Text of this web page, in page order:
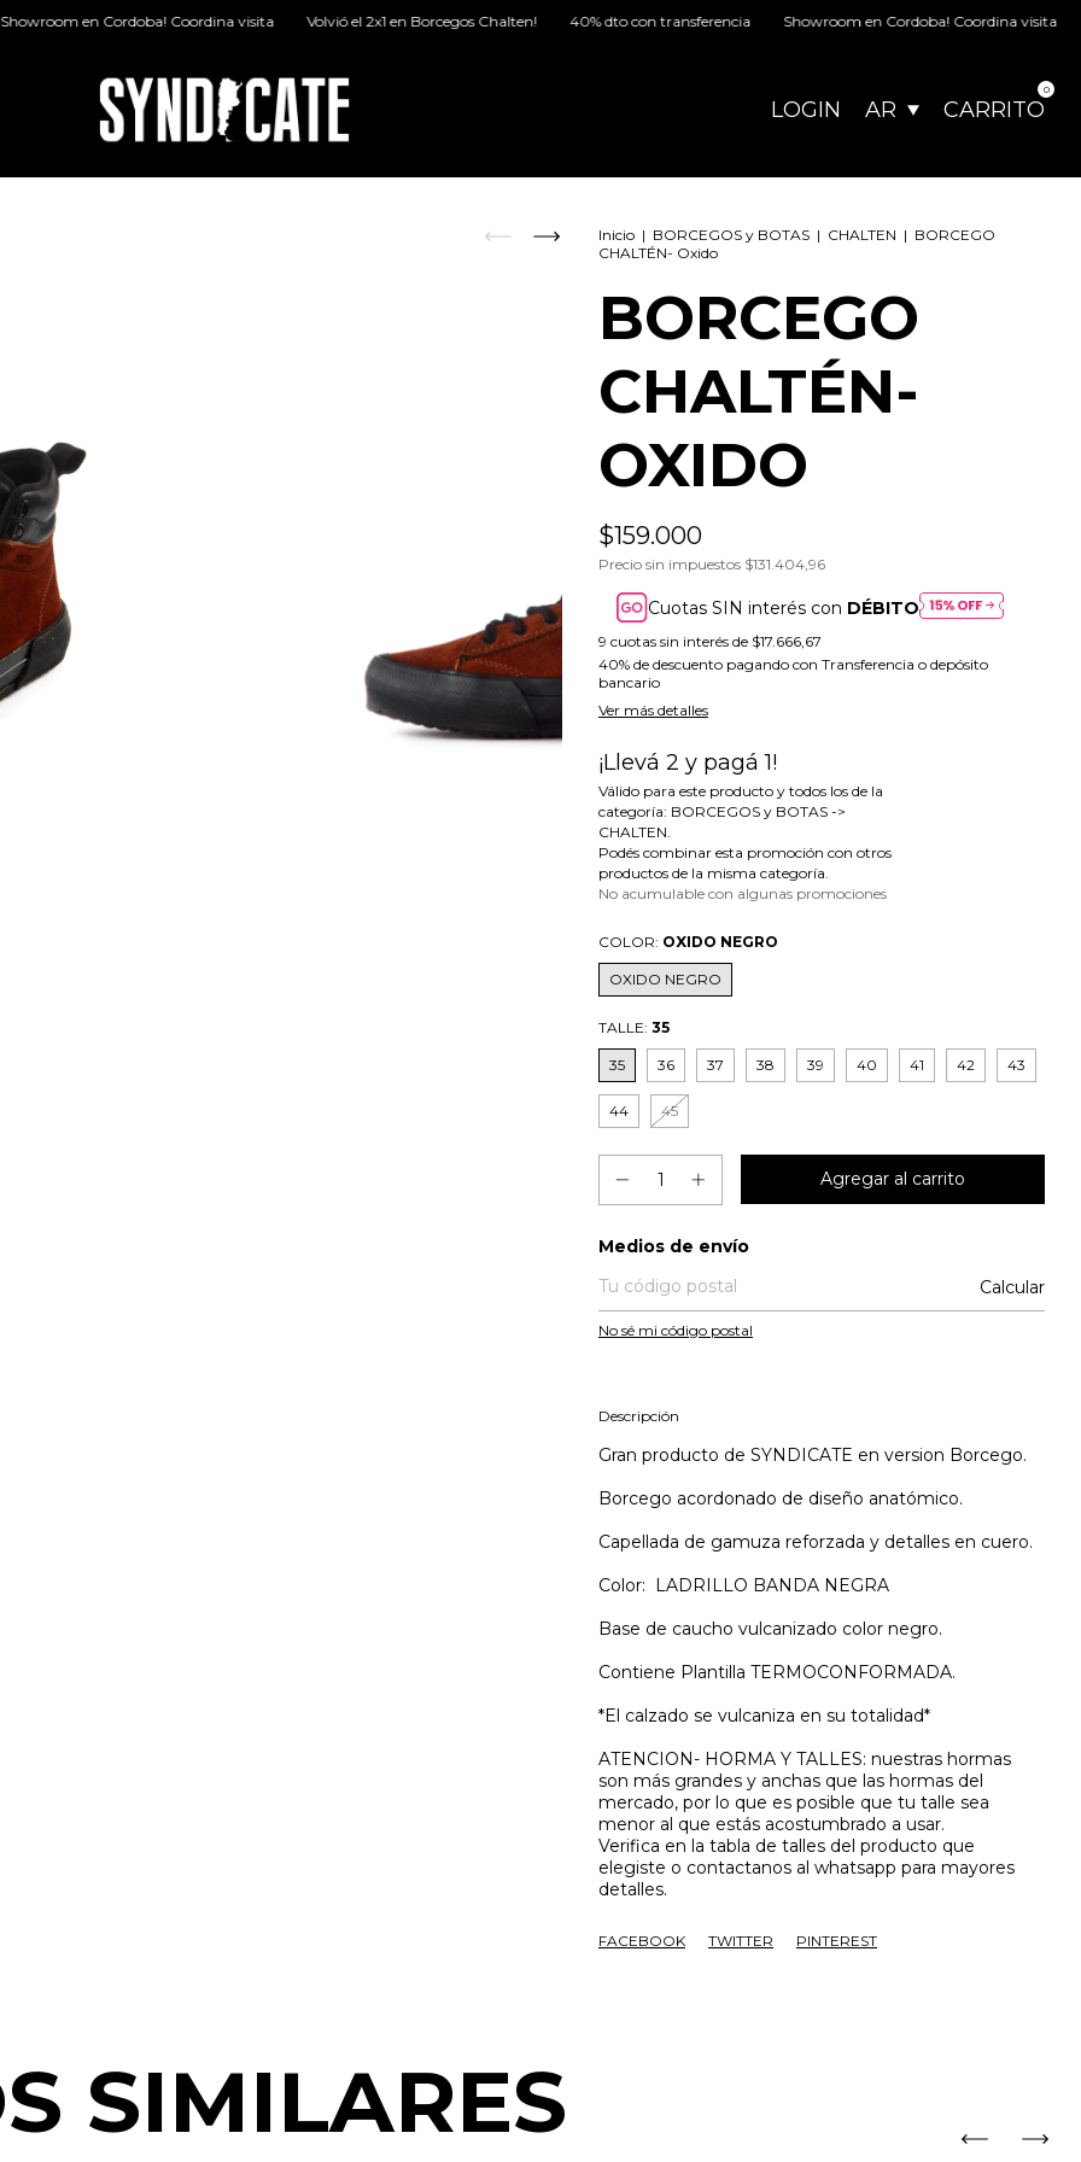
en Cordoba! Coordina visita Volvió el 2x1 en Borcegos Chalten! 40% dto con transferencia Showroom en Cordoba! Coordina visita Volvió
AR
LOGIN CARRITO
0
Inicio | BORCEGOS y BOTAS | CHALTEN | BORCEGO
CHALTÉN- Oxido
BORCEGO
CHALTÉN-
OXIDO
$159.000
Precio sin impuestos $131.404,96
Cuotas SIN interés con DÉBITO
9 cuotas sin interés de $17.666,67
40% de descuento pagando con Transferencia o depósito
bancario
Ver más detalles
¡Llevá 2 y pagá 1!
Válido para este producto y todos los de la
categoría: BORCEGOS y BOTAS ->
CHALTEN.
Podés combinar esta promoción con otros
productos de la misma categoría.
No acumulable con algunas promociones
COLOR: OXIDO NEGRO
OXIDO NEGRO
TALLE: 35
35 36 37 38 39 40 41 42 43
44 45
Entregas para el CP:
Medios de envío
Calcular
No sé mi código postal
Descripción
Gran producto de SYNDICATE en version Borcego.
Borcego acordonado de diseño anatómico.
Capellada de gamuza reforzada y detalles en cuero.
Color: LADRILLO BANDA NEGRA
Base de caucho vulcanizado color negro.
Contiene Plantilla TERMOCONFORMADA.
*El calzado se vulcaniza en su totalidad*
ATENCION- HORMA Y TALLES: nuestras hormas
son más grandes y anchas que las hormas del
mercado, por lo que es posible que tu talle sea
menor al que estás acostumbrado a usar.
Verifica en la tabla de talles del producto que
elegiste o contactanos al whatsapp para mayores
detalles.
FACEBOOK TWITTER PINTEREST
SIMILARES